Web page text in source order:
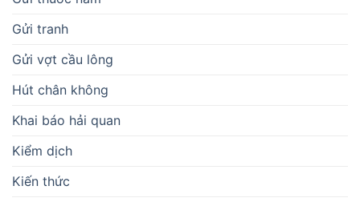
Gửi tranh
Gửi vợt cầu lông
Hút chân không
Khai báo hải quan
Kiểm dịch
Kiến thức